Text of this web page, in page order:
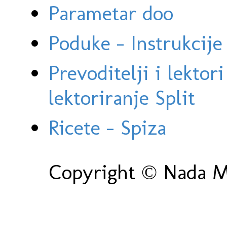
Parametar doo
Poduke -
Prevoditelji i
lektoriranje Split
Ricete - Spiza
Copyright © Nada